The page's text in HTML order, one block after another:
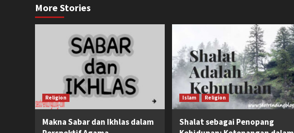
More Stories
Religion
Makna Sabar dan Ikhlas dalam
Islam Religion
Shalat sebagai Penopang